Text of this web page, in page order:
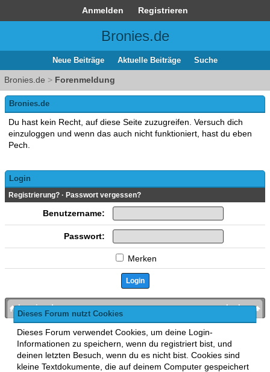
Anmelden Registrieren
Bronies.de
Neue Beiträge Aktuelle Beiträge Suche
Bronies.de > Forenmeldung
Dieses Forum nutzt Cookies
Dieses Forum verwendet Cookies, um deine Login-
Informationen zu speichern, wenn du registriert bist, und
deinen letzten Besuch, wenn du es nicht bist. Cookies sind
kleine Textdokumente, die auf deinem Computer gespeichert
Bronies.de
Du hast kein Recht, auf diese Seite zuzugreifen. Versuch dich
einzuloggen und wenn das auch nicht funktioniert, hast du eben
Pech.
Login
Registrierung? · Passwort vergessen?
Benutzername:
Passwort:
Merken
nach oben
bronies.de
MyBB , mobile Fassung: MyBB GoMobile
Zur Desktop-Version wechseln
This forum usesLukasz TkaczMyBB addons.